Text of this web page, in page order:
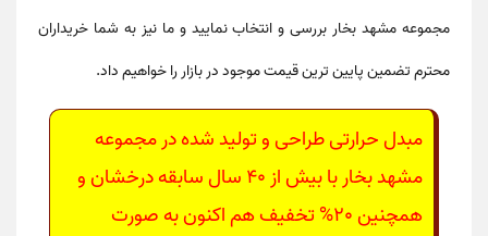
مجموعه مشهد بخار بررسی و انتخاب نمایید و ما نیز به شما خریداران
محترم تضمین پایین ترین قیمت موجود در بازار را خواهیم داد.
مبدل حرارتیطراحی و تولید شده در مجموعه
مشهد بخار با بیش از 40 سال سابقه درخشان و
همچنین 20% تخفیف هم اکنون به صورت